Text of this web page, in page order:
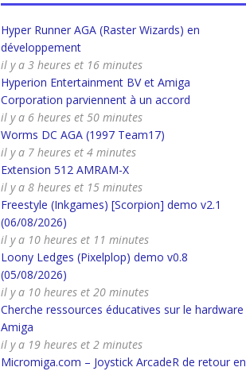
Hyper Runner AGA (Raster Wizards) en
développement
il y a 3 heures et 16 minutes
Hyperion Entertainment BV et Amiga
Corporation parviennent à un accord
il y a 6 heures et 50 minutes
Worms DC AGA (1997 Team17)
il y a 7 heures et 4 minutes
Extension 512 AMRAM-X
il y a 8 heures et 15 minutes
Freestyle (Inkgames) [Scorpion] demo v2.1
(06/08/2026)
il y a 10 heures et 11 minutes
Loony Ledges (Pixelplop) demo v0.8
(05/08/2026)
il y a 10 heures et 20 minutes
Cherche ressources éducatives sur le hardware
Amiga
il y a 19 heures et 2 minutes
Micromiga.com – Joystick ArcadeR de retour en